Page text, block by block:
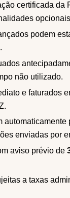
certificada da
podem
não utilizado.
e faturados
enviadas por
aviso prévio de
a taxas